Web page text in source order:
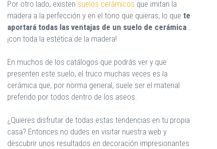
Por otro lado, existen suelos cerámicos que imitan la
madera a la perfección y en el tono que quieras, lo que te
aportará todas las ventajas de un suelo de cerámica
¡con toda la estética de la madera!
En muchos de los catálogos que podrás ver y que
presenten este suelo, el truco muchas veces es la
cerámica que, por norma general, suele ser el material
preferido por todos dentro de los aseos.
¿Quieres disfrutar de todas estas tendencias en tu propia
casa? Entonces no dudes en visitar nuestra web y
descubrir unos resultados en decoración impresionantes